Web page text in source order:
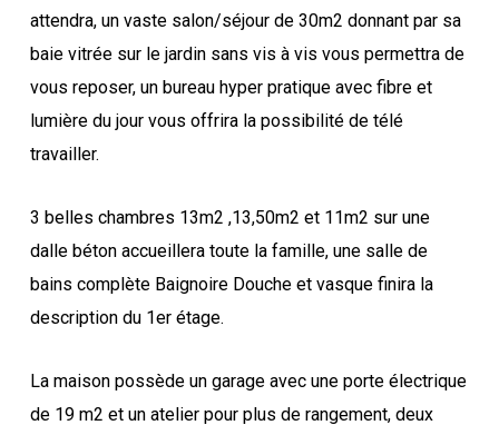
attendra, un vaste salon/séjour de 30m2 donnant par sa
baie vitrée sur le jardin sans vis à vis vous permettra de
vous reposer, un bureau hyper pratique avec fibre et
lumière du jour vous offrira la possibilité de télé
travailler.
3 belles chambres 13m2 ,13,50m2 et 11m2 sur une
dalle béton accueillera toute la famille, une salle de
bains complète Baignoire Douche et vasque finira la
description du 1er étage.
La maison possède un garage avec une porte électrique
de 19 m2 et un atelier pour plus de rangement, deux